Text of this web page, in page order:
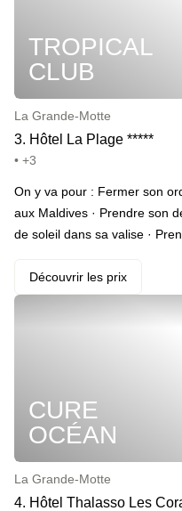
TROPICAL
CLUB
La Grande-Motte
3. Hôtel La Plage *****
• +3
On y va pour : Fermer son
aux Maldives · Prendre son
de soleil dans sa valise ·
Être accueillis par deux
petite oasis secrète des lieux
Repartir détendus, des
vraiment fait le bon choix en
Découvrir les prix
CURE
OCÉAN
La Grande-Motte
4. Hôtel Thalasso Les